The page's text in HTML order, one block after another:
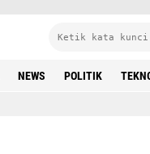
NEWS POLITIK